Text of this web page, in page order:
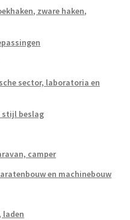
zware haken,
sector, laboratoria en
stijl beslag
camper
en machinebouw
laden